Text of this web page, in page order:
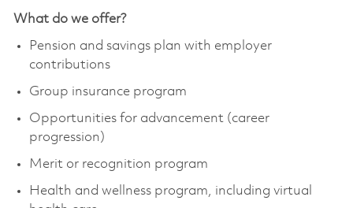
What do we offer?
Pension and savings plan with employer
contributions
Group insurance program
Opportunities for advancement (career
progression)
Merit or recognition program
Health and wellness program, including virtual